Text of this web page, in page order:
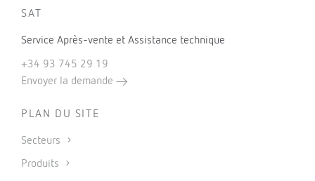
SAT
Service Après-vente et Assistance technique
+34 93 745 29 19
Envoyer la demande
PLAN DU SITE
Secteurs
Produits